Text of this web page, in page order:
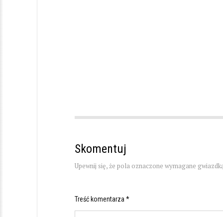
Skomentuj
Upewnij się, że pola oznaczone wymagane
Treść komentarza *